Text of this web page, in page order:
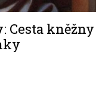
Cesta kněžny